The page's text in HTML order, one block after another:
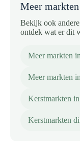
Meer
Bekijk ook
ontdek wat er dit
Meer markten
Meer markten
Kerstmarkten
Kerstmarkten